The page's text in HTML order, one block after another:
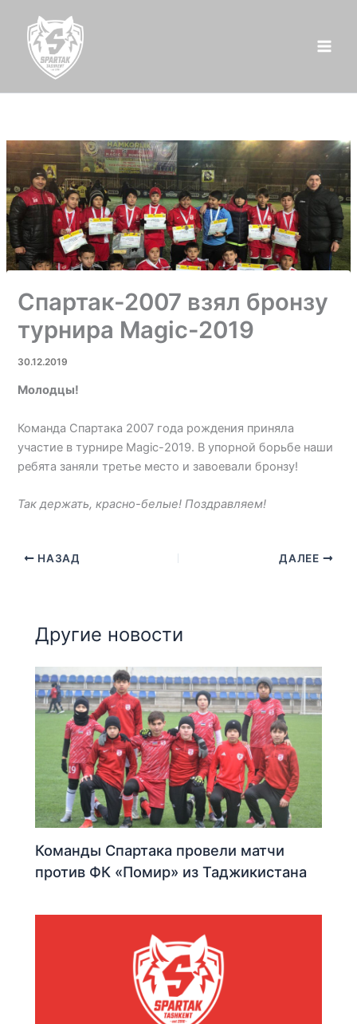
содержимому
Спартак-2007 взял бронзу
турнира Magic-2019
30.12.2019
Молодцы!
Команда Спартака 2007 года рождения приняла
участие в турнире Magic-2019. В упорной борьбе наши
ребята заняли третье место и завоевали бронзу!
Так держать, красно-белые! Поздравляем!
НАЗАД ДАЛЕЕ
Другие новости
Команды Спартака провели матчи
против ФК «Помир» из Таджикистана